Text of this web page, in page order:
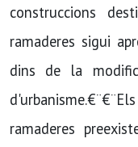
construccions
ramaderes sigui
dins de la
ramaderes